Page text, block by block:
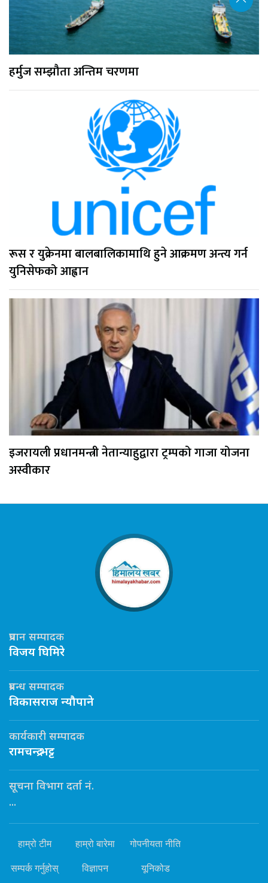
हर्मुज सम्झौता अन्तिम चरणमा
रूस र युक्रेनमा बालबालिकामाथि हुने आक्रमण अन्त्य गर्न
युनिसेफको आह्वान
इजरायली प्रधानमन्त्री नेतान्याहुद्वारा ट्रम्पको गाजा योजना
अस्वीकार
प्रधान सम्पादक
विजय घिमिरे
प्रबन्ध सम्पादक
विकासराज न्यौपाने
कार्यकारी सम्पादक
रामचन्द्र भट्ट
सूचना विभाग दर्ता नं.
...
हाम्रो टीम हाम्रो बारेमा गोपनीयता नीति
सम्पर्क गर्नुहोस् विज्ञापन यूनिकोड